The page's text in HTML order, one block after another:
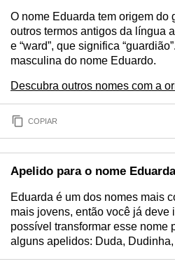
O nome Eduarda tem origem do
outros termos antigos da língua
e “ward”, que significa
masculina do nome Eduardo.
Descubra outros nomes com a
COPIAR
Apelido para o nome Eduarda
Eduarda é um dos nomes mais
mais jovens, então você já deve
possível transformar esse nome
alguns apelidos: Duda,